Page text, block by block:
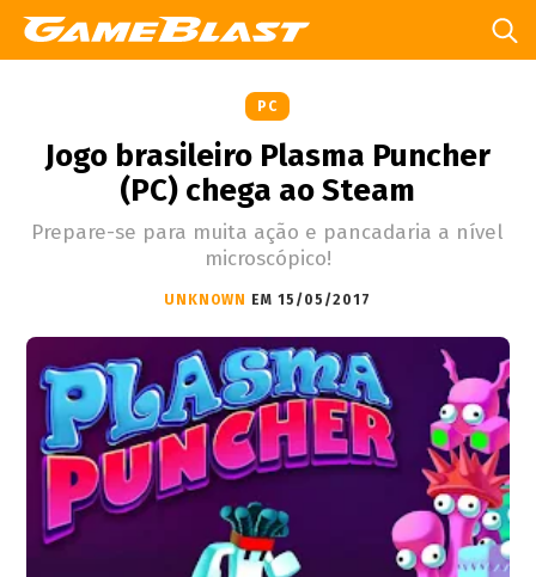
PC
Jogo brasileiro Plasma Puncher
(PC) chega ao Steam
Prepare-se para muita ação e pancadaria a nível
microscópico!
UNKNOWN EM 15/05/2017